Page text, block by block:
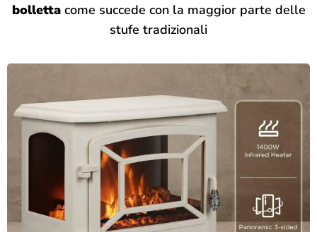
bollettacome succede con la maggior parte delle
stufe tradizionali